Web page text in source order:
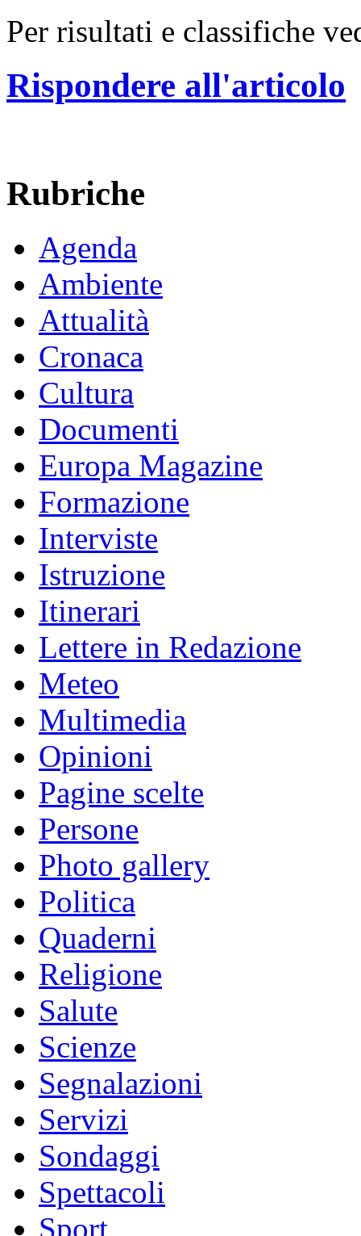
Per risultati e classifiche
Rispondere all'articolo
Rubriche
Agenda
Ambiente
Attualità
Cronaca
Cultura
Documenti
Europa Magazine
Formazione
Interviste
Istruzione
Itinerari
Lettere in Redazione
Meteo
Multimedia
Opinioni
Pagine scelte
Persone
Photo gallery
Politica
Quaderni
Religione
Salute
Scienze
Segnalazioni
Servizi
Sondaggi
Spettacoli
Sport